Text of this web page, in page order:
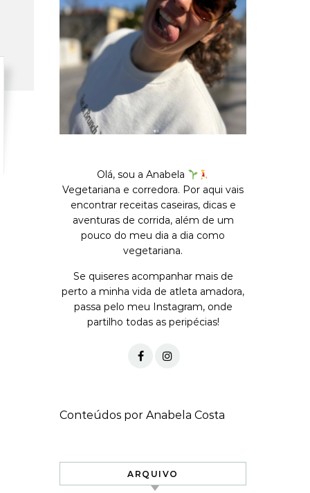
Olá, sou a Anabela
Vegetariana e corredora. Por aqui vais
encontrar receitas caseiras, dicas e
aventuras de corrida, além de um
pouco do meu dia a dia como
vegetariana.
Se quiseres acompanhar mais de
perto a minha vida de atleta amadora,
passa pelo meu Instagram, onde
partilho todas as peripécias!
Conteúdos por Anabela Costa
ARQUIVO